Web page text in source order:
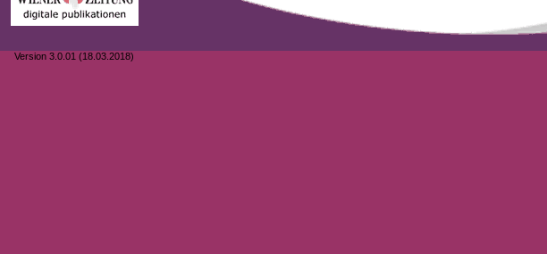
Version 3.0.01 (18.03.2018)